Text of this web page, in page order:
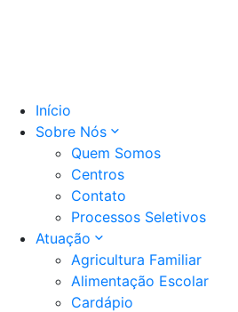
Início
Sobre Nós
Quem Somos
Centros
Contato
Processos Seletivos
Atuação
Agricultura Familiar
Alimentação Escolar
Cardápio